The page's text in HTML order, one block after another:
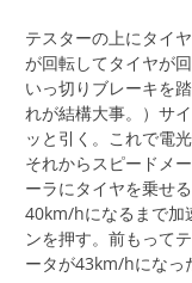
テスターの上にタイ
が回転してタイヤが
いっ切りブレーキを
れが結構大事。）サ
ッと引く。これで電
それからスピードメ
ーラにタイヤを乗せ
40km/hになるまで加
ンを押す。前もって
ータが43km/hになっ